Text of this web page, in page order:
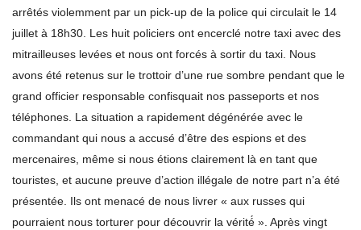
arrêtés violemment par un pick-up de la police qui circulait le 14
juillet à 18h30. Les huit policiers ont encerclé notre taxi avec des
mitrailleuses levées et nous ont forcés à sortir du taxi. Nous
avons été retenus sur le trottoir d’une rue sombre pendant que le
grand officier responsable confisquait nos passeports et nos
téléphones. La situation a rapidement dégénérée avec le
commandant qui nous a accusé d’être des espions et des
mercenaires, même si nous étions clairement là en tant que
touristes, et aucune preuve d’action illégale de notre part n’a été
présentée. Ils ont menacé de nous livrer « aux russes qui
pourraient nous torturer pour découvrir la vérité́ ». Après vingt